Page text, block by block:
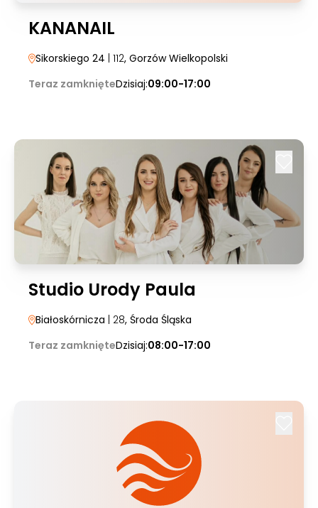
KANANAIL
Sikorskiego 24 | 112, Gorzów Wielkopolski
Teraz zamknięteDzisiaj:09:00-17:00
Studio Urody Paula
Białoskórnicza | 28, Środa Śląska
Teraz zamknięteDzisiaj:08:00-17:00